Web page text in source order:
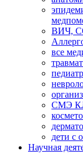
ВИЧ,
все
СМЭ
дети с
Научная